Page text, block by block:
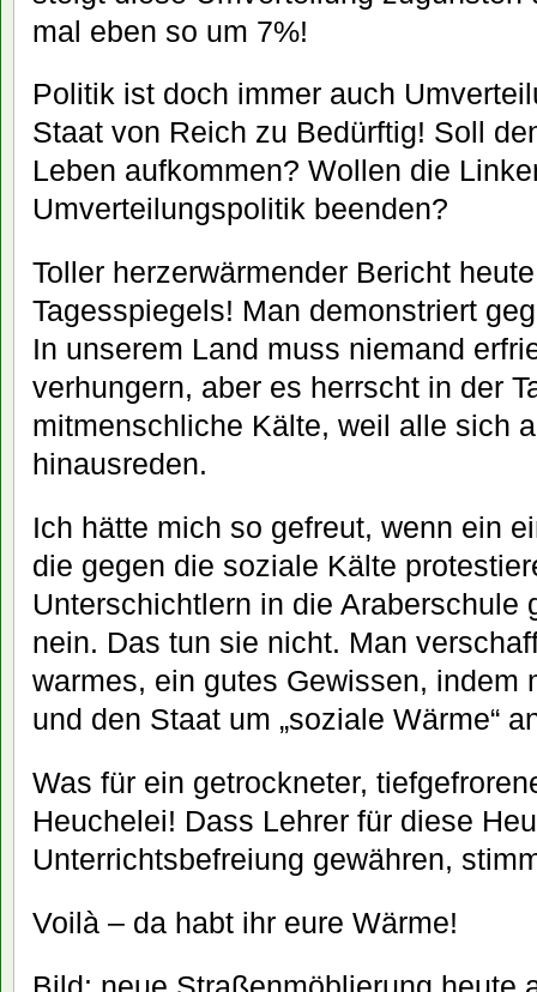
mal eben so um 7%!
Politik ist doch immer auch
Staat von Reich zu Bedürftig! Soll
Leben aufkommen? Wollen die
Umverteilungspolitik beenden?
Toller herzerwärmender Bericht
Tagesspiegels! Man demonstriert
In unserem Land muss niemand
verhungern, aber es herrscht in der
mitmenschliche Kälte, weil alle sich
hinausreden.
Ich hätte mich so gefreut, wenn ein
die gegen die soziale Kälte
Unterschichtlern in die Araberschule
nein. Das tun sie nicht. Man
warmes, ein gutes Gewissen, indem
und den Staat um „soziale Wärme“
Was für ein getrockneter,
Heuchelei! Dass Lehrer für diese
Unterrichtsbefreiung gewähren,
Voilà – da habt ihr eure Wärme!